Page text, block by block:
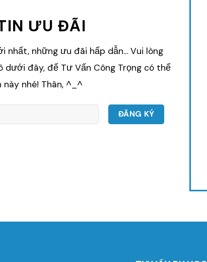
ƯU ĐÃI
những ưu đãi hấp dẫn... Vui lòng
dưới đây, để Tư Vấn Công Trọng có thể
nhé! Thân, ^_^